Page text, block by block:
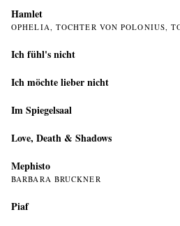
Hamlet
OPHELIA, TOCHTER VON POLONIUS,
Ich fühl's nicht
Ich möchte lieber nicht
Im Spiegelsaal
Love, Death & Shadows
Mephisto
BARBARA BRUCKNER
Piaf